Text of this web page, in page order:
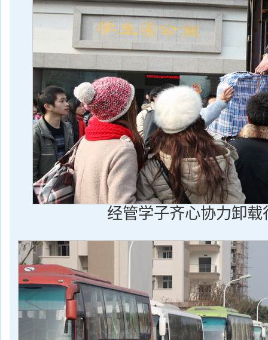
经管学子齐心协力卸载